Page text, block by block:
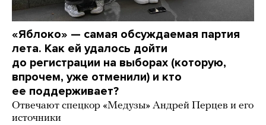
«Яблоко» — самая обсуждаемая партия
лета. Как ей удалось дойти
до регистрации на выборах (которую,
впрочем, уже отменили) и кто
ее поддерживает?
Отвечают спецкор «Медузы» Андрей Перцев и его
источники